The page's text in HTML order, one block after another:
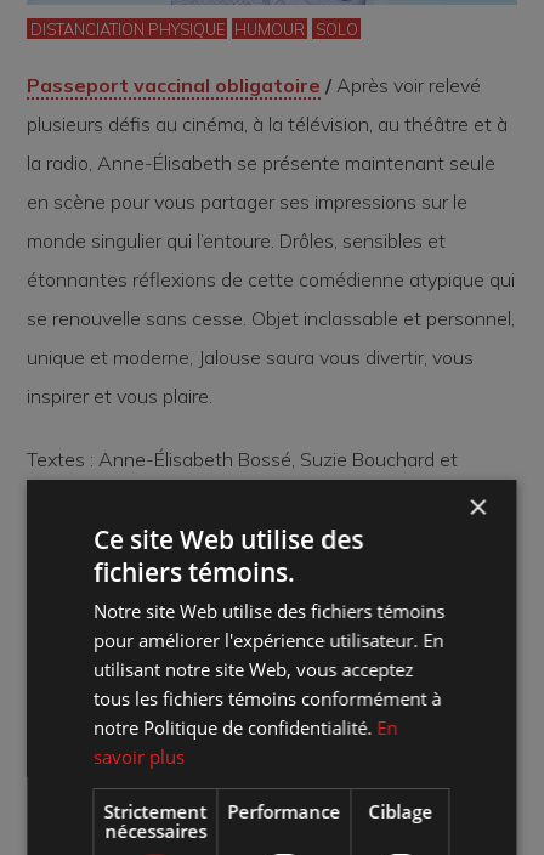
DISTANCIATION PHYSIQUE HUMOUR SOLO
Passeport vaccinal obligatoire /Après voir relevé
plusieurs défis au cinéma, à la télévision, au théâtre et à
la radio, Anne-Élisabeth se présente maintenant seule
en scène pour vous partager ses impressions sur le
monde singulier qui l’entoure. Drôles, sensibles et
étonnantes réflexions de cette comédienne atypique qui
se renouvelle sans cesse. Objet inclassable et personnel,
unique et moderne, Jalouse saura vous divertir, vous
inspirer et vous plaire.
Textes : Anne-Élisabeth Bossé, Suzie Bouchard et
Mise en scène : Frédéric Blanchette
Marché des arts Desjardins - Salle Georges-Codling
Quand :vendredi 24 septembre 2021 20:00
Combien :38 $ / VIP : 35 $
Genre d'évènement :Humour
×
Ce site Web utilise des
fichiers témoins.
Notre site Web utilise des fichiers témoins
pour améliorer l'expérience utilisateur. En
utilisant notre site Web, vous acceptez
tous les fichiers témoins conformément à
notre Politique de confidentialité. En
savoir plus
Strictement
nécessaires
Performance Ciblage